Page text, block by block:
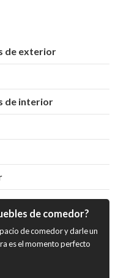
de exterior
de interior
de comedor?
de comedor y darle un
es el momento perfecto